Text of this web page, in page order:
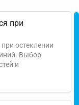
при
остеклении
Выбор
и